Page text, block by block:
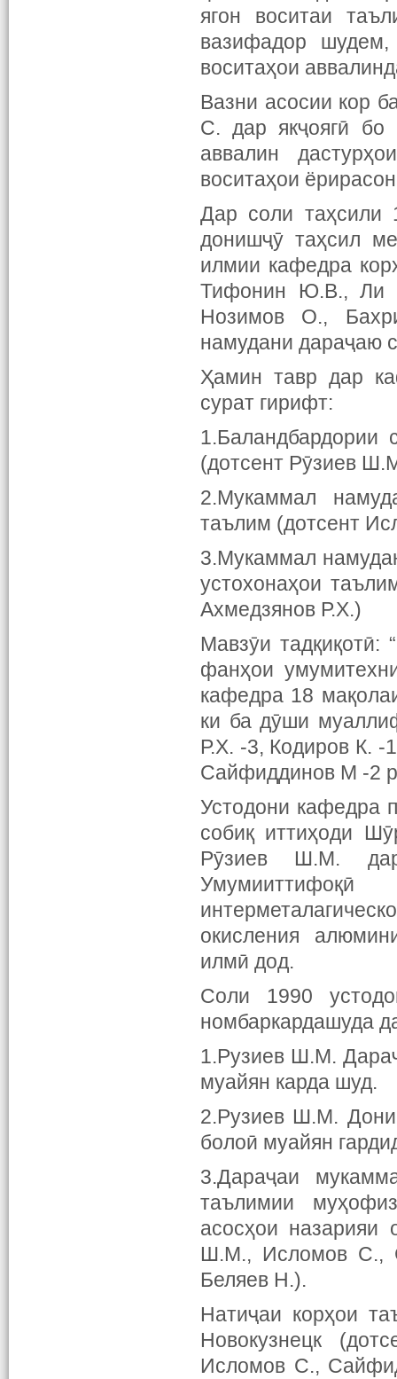
ягон воситаи
вазифадор
воситаҳои
Вазни асосии кор
С. дар якҷоягӣ
аввалин
воситаҳои
Дар соли таҳсили
донишҷӯ таҳсил
илмии кафедра
Тифонин Ю.В., Ли
Нозимов О.,
намудани дараҷаю
Ҳамин тавр дар
сурат гирифт:
1.Баландбардории
(дотсент Рӯзиев
2.Мукаммал
таълим (дотсент
3.Мукаммал
устохонаҳои
Ахмедзянов Р.Х.)
Мавзӯи тадқиқотӣ:
фанҳои
кафедра 18
ки ба дӯши
Р.Х. -3, Кодиров К.
Сайфиддинов М -2
Устодони кафедра
собиқ иттиҳоди
Рӯзиев Ш.М.
окисления
илмӣ дод.
Соли 1990
номбаркардашуда
1.Рузиев Ш.М.
муайян карда шуд.
2.Рузиев Ш.М.
болоӣ муайян
3.Дараҷаи
таълимии
асосҳои назарияи
Ш.М., Исломов С.,
Беляев Н.).
Натиҷаи корҳои
Новокузнецк
Исломов С.,